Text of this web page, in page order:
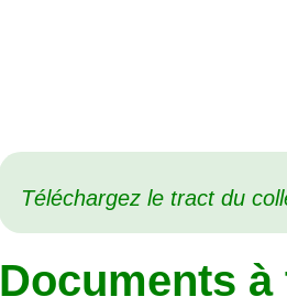
Téléchargez le tract du
Documents